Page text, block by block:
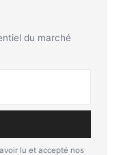
du marché
lu et accepté nos